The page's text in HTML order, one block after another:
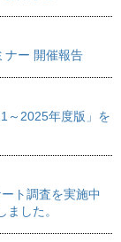
ナー 開催報告
～2025年度版」を
ト調査を実施中
した。